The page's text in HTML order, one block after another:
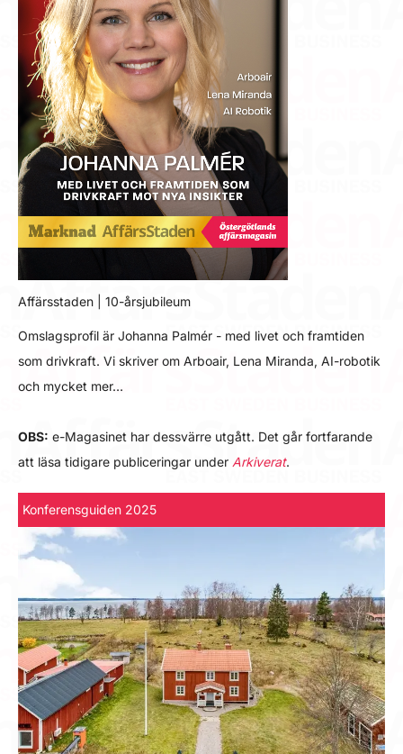
Affärsstaden | 10-årsjubileum
Omslagsprofil är Johanna Palmér - med livet och framtiden
som drivkraft. Vi skriver om Arboair, Lena Miranda, AI-robotik
och mycket mer…
OBS: e-Magasinet har dessvärre utgått. Det går fortfarande
att läsa tidigare publiceringar under Arkiverat.
Konferensguiden 2025